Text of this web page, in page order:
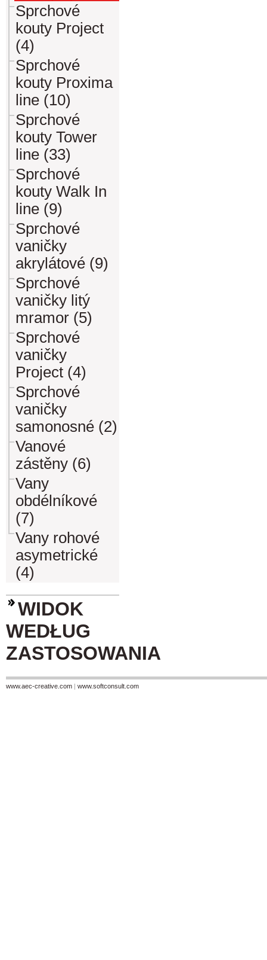
Sprchové
kouty Project
(4)
Sprchové
kouty Proxima
line (10)
Sprchové
kouty Tower
line (33)
Sprchové
kouty Walk In
line (9)
Sprchové
vaničky
akrylátové (9)
Sprchové
vaničky litý
mramor (5)
Sprchové
vaničky
Project (4)
Sprchové
vaničky
samonosné (2)
Vanové
zástěny (6)
Vany
obdélníkové
(7)
Vany rohové
asymetrické
(4)
WIDOK
WEDŁUG
ZASTOSOWANIA
www.aec-creative.com | www.softconsult.com